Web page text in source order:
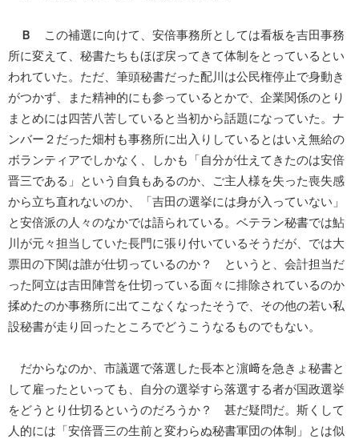
Ｂ
この補選に向けて、安倍事務所としては看板を吉田事務
所に変えて、秘書たちもほぼ戻ってきて体制をとっているとい
われていた。ただ、筆頭秘書だった配川は公民権停止で身動き
がつかず、また精神的にも参っているとかで、企業関係のとり
まとめには四苦八苦していると当初から話題になっていた。ナ
ンバー２だった畑村も事務所に出入りしているとはいえ無給の
ボランティアでしかなく、しかも「自分が仕えてきたのは安倍
晋三である」という自負もあるのか、ご主人様を失った喪失感
から立ち直れないのか、「吉田の選挙には身が入っていない」
と安倍派の人々のなかでは語られている。ベテラン秘書では鮎
川が元々担当していた長門に張り付いているそうだが、では大
票田の下関は誰が仕切っているのか？ というと、会計担当だ
った阿立は吉田陣営を仕切っている面々に排除されているのか
揉めたのか事務所に出てこなくなったそうで、その他の若い私
設秘書が走り回ったところでどうこうなるものでもない。
だからなのか、市議選で落選した長本と濵﨑を急きょ秘書と
して雇ったといっても、自分の選挙すら落選する者が国政選挙
をどうとり仕切るというのだろうか？ 甚だ疑問だ。斯くして
人的には「安倍晋三の生前と変わらぬ秘書軍団の体制」とは似